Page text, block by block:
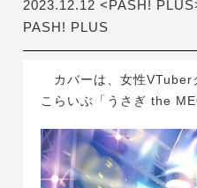
2023.12.12 <PASH!
PASH! PLUS
カバーは、女性VTuber
こらいぶ「うさぎ the